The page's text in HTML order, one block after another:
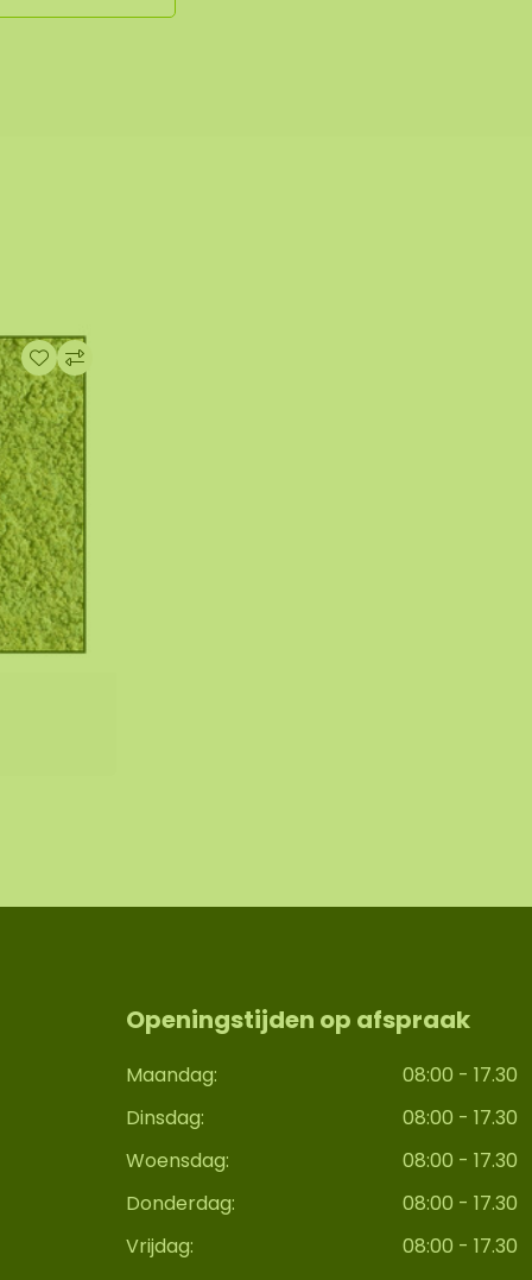
Openingstijden op afspraak
Maandag:
08:00 - 17.30
Dinsdag:
08:00 - 17.30
Woensdag:
08:00 - 17.30
Donderdag:
08:00 - 17.30
Vrijdag:
08:00 - 17.30